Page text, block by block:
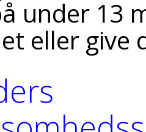
under 13
eller give